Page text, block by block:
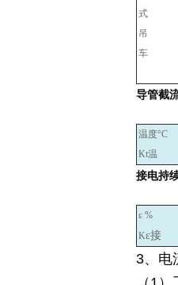
式
吊
车
导管截
温度°C
Kt温
接电持
ε %
Kε接
3、电